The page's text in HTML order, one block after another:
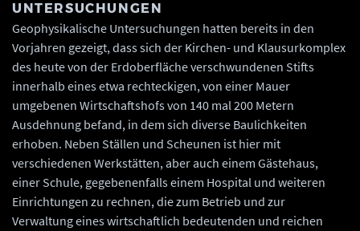
UNTERSUCHUNGEN
Geophysikalische Untersuchungen hatten bereits in den
Vorjahren gezeigt, dass sich der Kirchen- und Klausurkomplex
des heute von der Erdoberfläche verschwundenen Stifts
innerhalb eines etwa rechteckigen, von einer Mauer
umgebenen Wirtschaftshofs von 140 mal 200 Metern
Ausdehnung befand, in dem sich diverse Baulichkeiten
erhoben. Neben Ställen und Scheunen ist hier mit
verschiedenen Werkstätten, aber auch einem Gästehaus,
einer Schule, gegebenenfalls einem Hospital und weiteren
Einrichtungen zu rechnen, die zum Betrieb und zur
Verwaltung eines wirtschaftlich bedeutenden und reichen